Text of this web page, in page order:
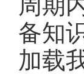
备知
加载